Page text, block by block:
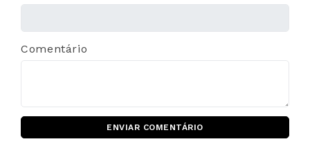
Comentário
ENVIAR COMENTÁRIO